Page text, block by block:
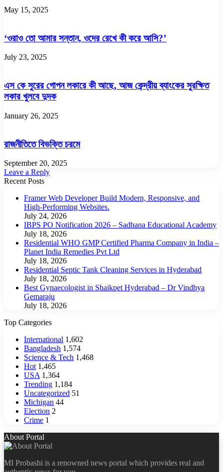
May 15, 2025
‘ওরাও তো আমার সন্তান, ওদের রেখে কী করে আসি?’
July 23, 2025
এস কে সুরের গোপন লকারে কী আছে, আজ কেন্দ্রীয় ব্যাংকের সুরক্ষিত
লকার খুলবে দুদক
January 26, 2025
রাজনীতিতে বিভক্তি চরমে
September 20, 2025
Leave a Reply
Recent Posts
Framer Web Developer Build Modern, Responsive, and
High-Performing Websites.
July 24, 2026
IBPS PO Notification 2026 – Sadhana Educational Academy
July 18, 2026
Residential WHO GMP Certified Pharma Company in India –
Planet India Remedies Pvt Ltd
July 18, 2026
Residential Septic Tank Cleaning Services in Hyderabad
July 18, 2026
Best Gynaecologist in Shaikpet Hyderabad – Dr Vindhya
Gemaraju
July 18, 2026
Top Categories
International 1,602
Bangladesh 1,574
Science & Tech 1,468
Hot 1,465
USA 1,364
Trending 1,184
Uncategorized 51
Michigan 44
Election 2
Crime 1
About Portal
MI Probashi is a renowned news portal which provides real and